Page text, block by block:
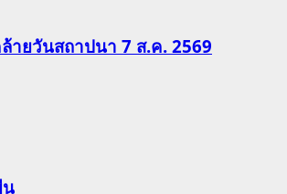
ายวันสถาปนา 7 ส.ค. 2569
น